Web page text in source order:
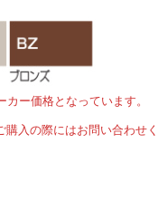
ー価格となっています。
入の際にはお問い合わせく